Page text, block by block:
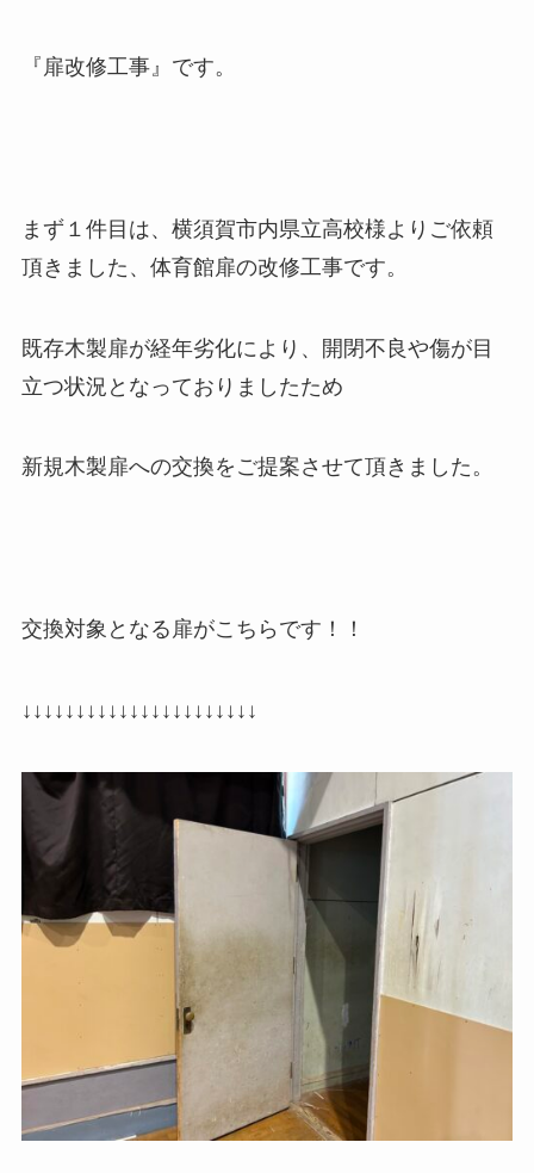
『扉改修工事』です。
まず１件目は、横須賀市内県立高校様よりご依頼
頂きました、体育館扉の改修工事です。
既存木製扉が経年劣化により、開閉不良や傷が目
立つ状況となっておりましたため
新規木製扉への交換をご提案させて頂きました。
交換対象となる扉がこちらです！！
↓↓↓↓↓↓↓↓↓↓↓↓↓↓↓↓↓↓↓↓↓↓